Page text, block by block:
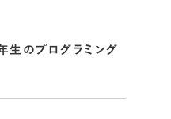
生のプログラミング